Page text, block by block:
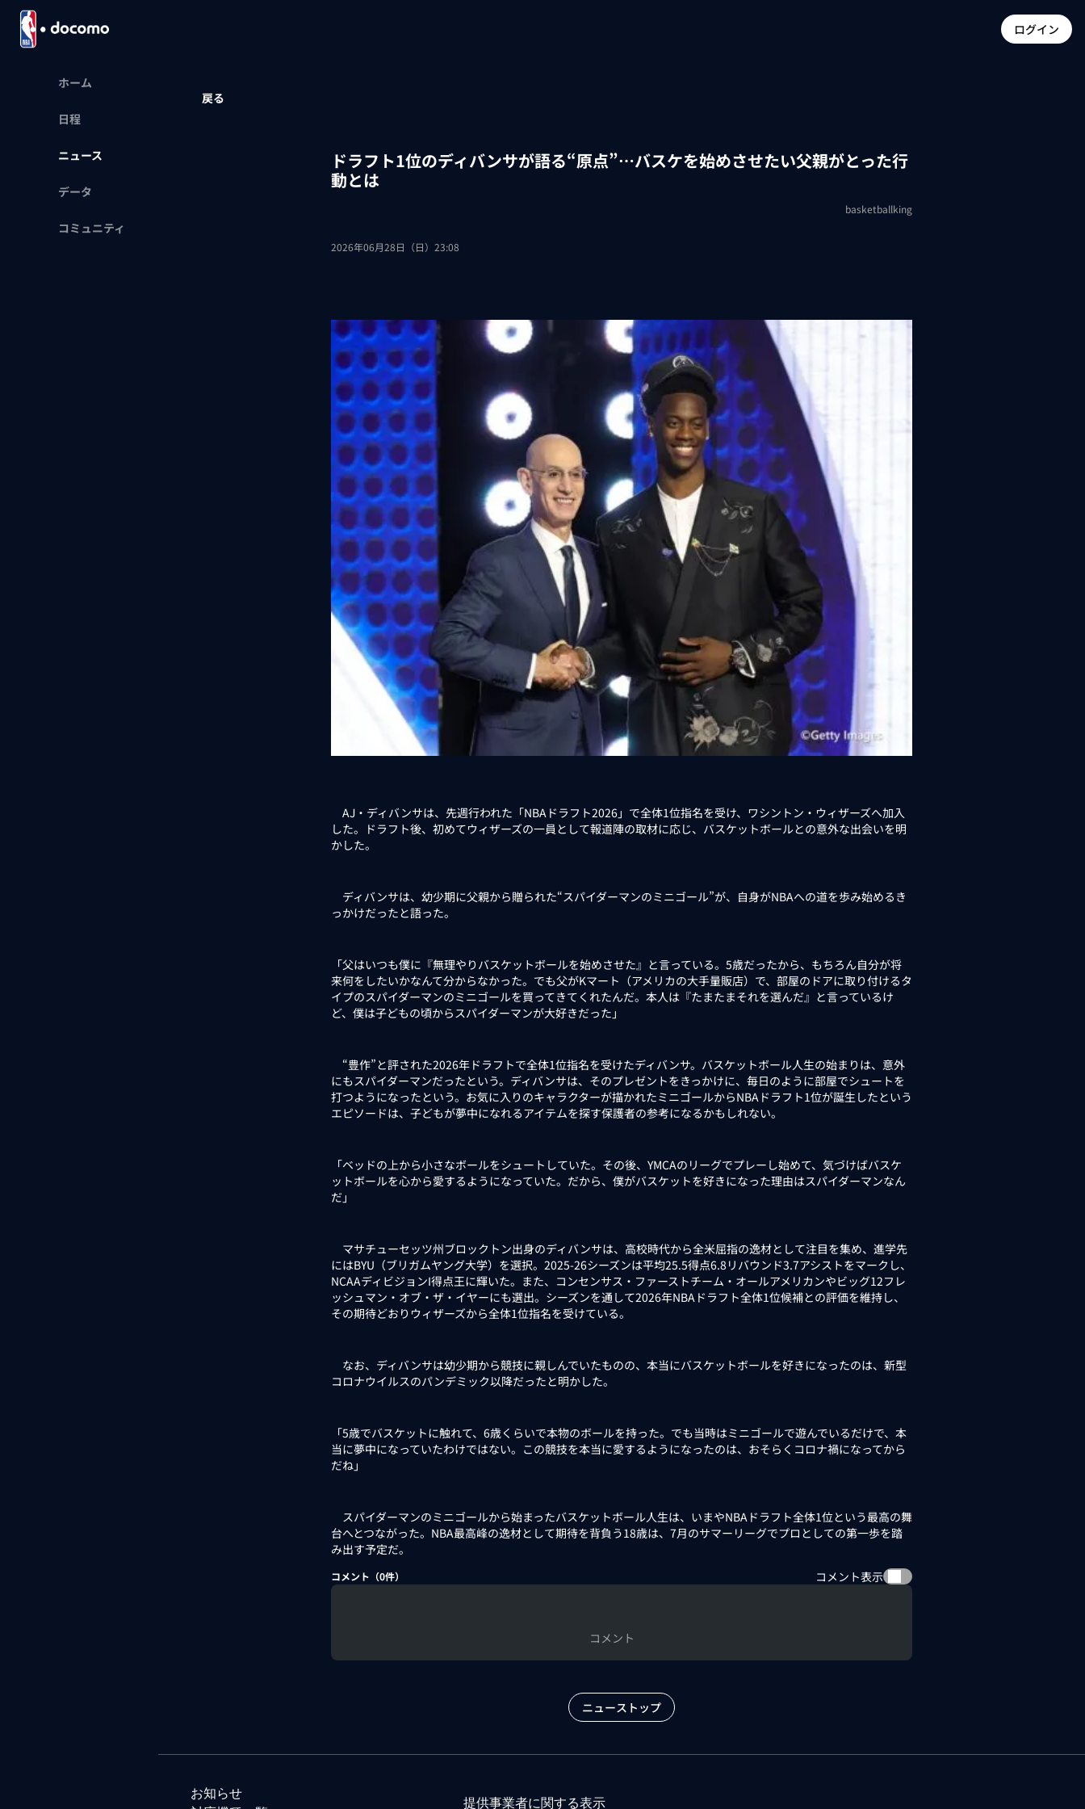
ログイン
ホーム
日程
ニュース
データ
コミュニティ
戻る
ドラフト1位のディバンサが語る“原点”…バスケを始めさせたい父親がとった行
動とは
basketballking
2026年06月28日（日）23:08
AJ・ディバンサは、先週行われた「NBAドラフト2026」で全体1位指名を受け、ワシントン・ウィザーズへ加入
した。ドラフト後、初めてウィザーズの一員として報道陣の取材に応じ、バスケットボールとの意外な出会いを明
かした。
ディバンサは、幼少期に父親から贈られた“スパイダーマンのミニゴール”が、自身がNBAへの道を歩み始めるき
っかけだったと語った。
「父はいつも僕に『無理やりバスケットボールを始めさせた』と言っている。5歳だったから、もちろん自分が将
来何をしたいかなんて分からなかった。でも父がKマート（アメリカの大手量販店）で、部屋のドアに取り付けるタ
イプのスパイダーマンのミニゴールを買ってきてくれたんだ。本人は『たまたまそれを選んだ』と言っているけ
ど、僕は子どもの頃からスパイダーマンが大好きだった」
“豊作”と評された2026年ドラフトで全体1位指名を受けたディバンサ。バスケットボール人生の始まりは、意外
にもスパイダーマンだったという。ディバンサは、そのプレゼントをきっかけに、毎日のように部屋でシュートを
打つようになったという。お気に入りのキャラクターが描かれたミニゴールからNBAドラフト1位が誕生したという
エピソードは、子どもが夢中になれるアイテムを探す保護者の参考になるかもしれない。
「ベッドの上から小さなボールをシュートしていた。その後、YMCAのリーグでプレーし始めて、気づけばバスケ
ットボールを心から愛するようになっていた。だから、僕がバスケットを好きになった理由はスパイダーマンなん
だ」
マサチューセッツ州ブロックトン出身のディバンサは、高校時代から全米屈指の逸材として注目を集め、進学先
にはBYU（ブリガムヤング大学）を選択。2025-26シーズンは平均25.5得点6.8リバウンド3.7アシストをマークし、
NCAAディビジョンI得点王に輝いた。また、コンセンサス・ファーストチーム・オールアメリカンやビッグ12フレ
ッシュマン・オブ・ザ・イヤーにも選出。シーズンを通して2026年NBAドラフト全体1位候補との評価を維持し、
その期待どおりウィザーズから全体1位指名を受けている。
なお、ディバンサは幼少期から競技に親しんでいたものの、本当にバスケットボールを好きになったのは、新型
コロナウイルスのパンデミック以降だったと明かした。
「5歳でバスケットに触れて、6歳くらいで本物のボールを持った。でも当時はミニゴールで遊んでいるだけで、本
当に夢中になっていたわけではない。この競技を本当に愛するようになったのは、おそらくコロナ禍になってから
だね」
スパイダーマンのミニゴールから始まったバスケットボール人生は、いまやNBAドラフト全体1位という最高の舞
台へとつながった。NBA最高峰の逸材として期待を背負う18歳は、7月のサマーリーグでプロとしての第一歩を踏
み出す予定だ。
コメント（0件） コメント表示
コメント
ニューストップ
お知らせ
提供事業者に関する表示